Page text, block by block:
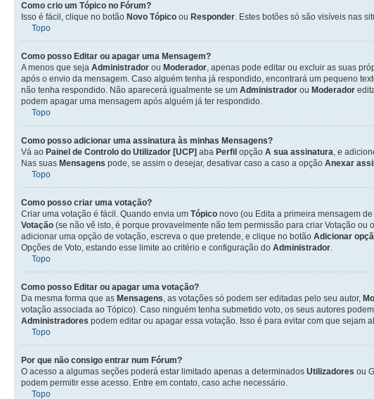
Como crio um Tópico no Fórum?
Isso é fácil, clique no botão Novo Tópico ou Responder. Estes botões só são visíveis nas
Topo
Como posso Editar ou apagar uma Mensagem?
A menos que seja Administrador ou Moderador, apenas pode editar ou excluir as suas
após o envio da mensagem. Caso alguém tenha já respondido, encontrará um pequeno
não tenha respondido. Não aparecerá igualmente se um Administrador ou Moderador
podem apagar uma mensagem após alguém já ter respondido.
Topo
Como posso adicionar uma assinatura às minhas Mensagens?
Vá ao Painel de Controlo do Utilizador [UCP] aba Perfil opção A sua assinatura, e
Nas suas Mensagens pode, se assim o desejar, desativar caso a caso a opção Anexar
Topo
Como posso criar uma votação?
Criar uma votação é fácil. Quando envia um Tópico novo (ou Edita a primeira mensagem
Votação (se não vê isto, é porque provavelmente não tem permissão para criar Votação
adicionar uma opção de votação, escreva o que pretende, e clique no botão Adicionar
Opções de Voto, estando esse limite ao critério e configuração do Administrador.
Topo
Como posso Editar ou apagar uma votação?
Da mesma forma que as Mensagens, as votações só podem ser editadas pelo seu autor,
votação associada ao Tópico). Caso ninguém tenha submetido voto, os seus autores
Administradores podem editar ou apagar essa votação. Isso é para evitar com que sejam
Topo
Por que não consigo entrar num Fórum?
O acesso a algumas seções poderá estar limitado apenas a determinados Utilizadores ou
podem permitir esse acesso. Entre em contato, caso ache necessário.
Topo